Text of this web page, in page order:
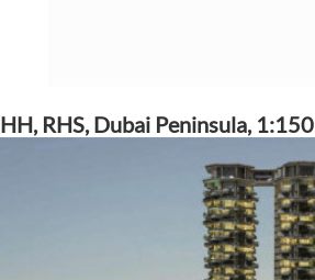
HH, RHS, Dubai Peninsula, 1:150